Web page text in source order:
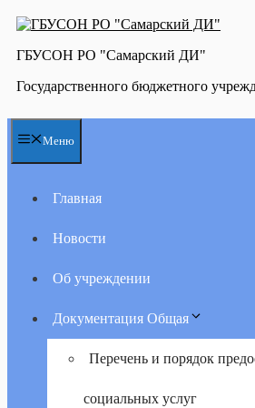
Перейти
содержимому
ГБУСОН РО "Самарский ДИ"
Государственного бюджетного
Меню
Главная
Новости
Об учреждении
Документация Общая
Перечень и порядок
социальных услуг